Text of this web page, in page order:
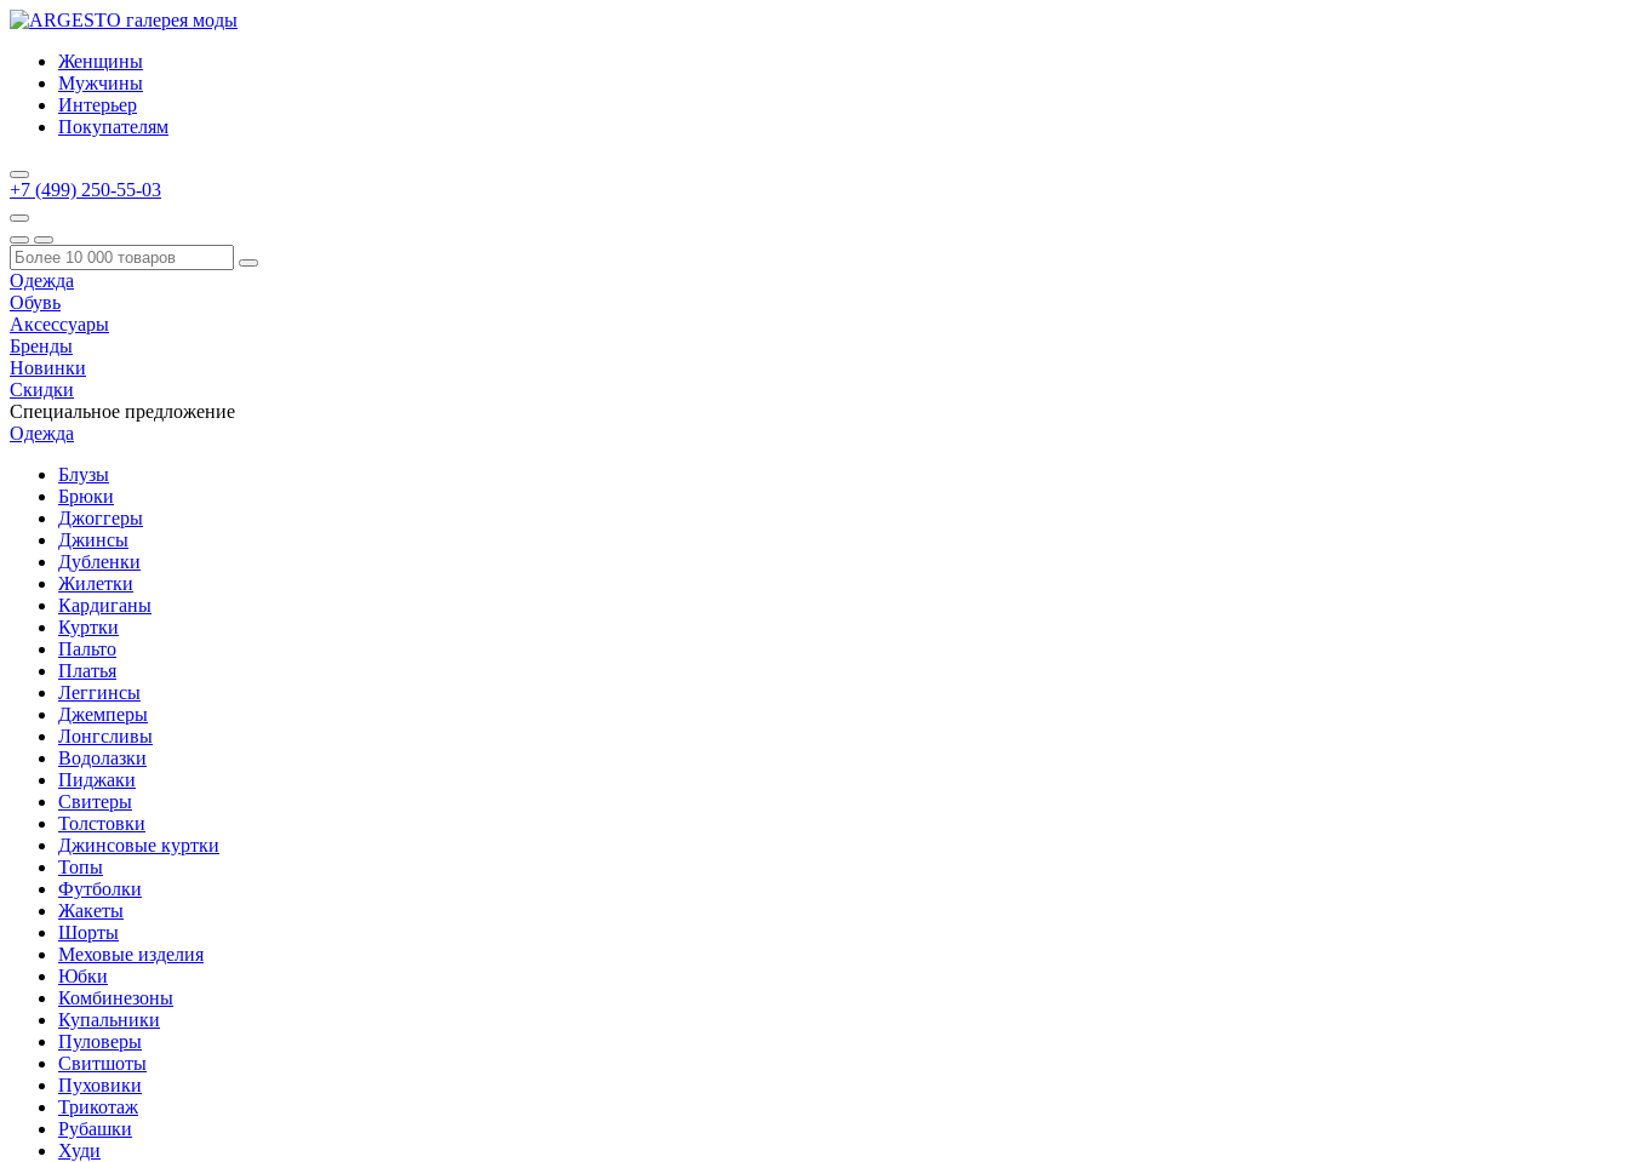
Женщины
Мужчины
Интерьер
Покупателям
+7 (499) 250-55-03
Одежда
Обувь
Аксессуары
Бренды
Новинки
Скидки
Специальное предложение
Одежда
Блузы
Брюки
Джоггеры
Джинсы
Дубленки
Жилетки
Кардиганы
Куртки
Пальто
Платья
Леггинсы
Джемперы
Лонгсливы
Водолазки
Пиджаки
Свитеры
Толстовки
Джинсовые куртки
Топы
Футболки
Жакеты
Шорты
Меховые изделия
Юбки
Комбинезоны
Купальники
Пуловеры
Свитшоты
Пуховики
Трикотаж
Рубашки
Худи